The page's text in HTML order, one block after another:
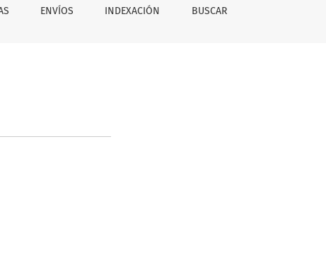
ENVÍOS INDEXACIÓN BUSCAR